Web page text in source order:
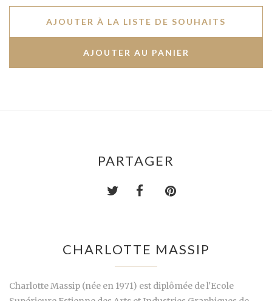
AJOUTER À LA LISTE DE SOUHAITS
PARTAGER
CHARLOTTE MASSIP
Charlotte Massip (née en 1971) est diplômée de l'Ecole